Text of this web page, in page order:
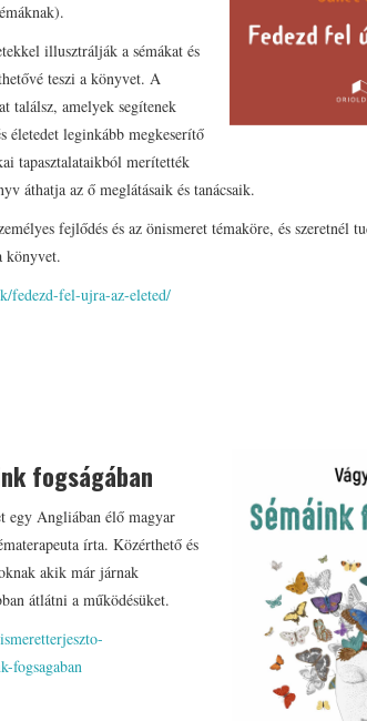
illusztrálják a sémákat és
teszi a könyvet. A
találsz, amelyek segítenek
életedet leginkább megkeserítő
tapasztalataikból merítették
áthatja az ő meglátásaik és tanácsaik.
fejlődés és az önismeret témaköre, és szeretnél
könyvet.
fedezd-fel-ujra-az-eleted/
fogságában
egy Angliában élő magyar
írta. Közérthető és
akik már járnak
átlátni a működésüket.
fogsagaban